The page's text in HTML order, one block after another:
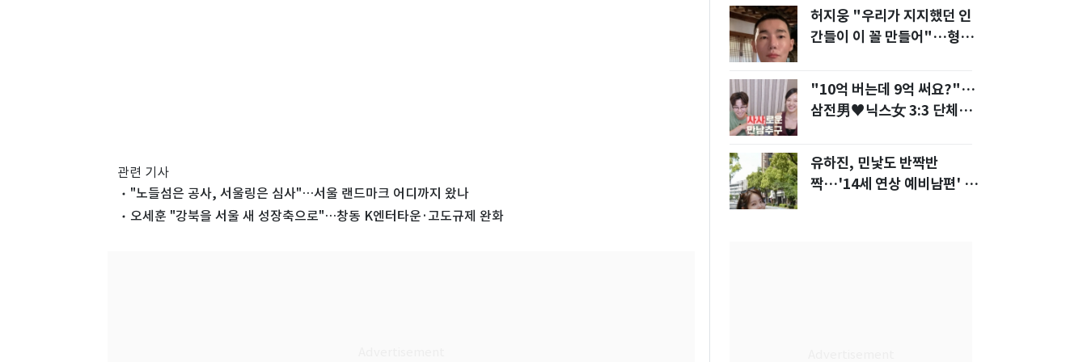
관련 기사
"노들섬은 공사, 서울링은 심사"…서울 랜드마크 어디까지 왔나
오세훈 "강북을 서울 새 성장축으로"…창동 K엔터타운·고도규제 완화
허지웅 "우리가 지지했던 인
간들이 이 꼴 만들어"…형소
"10억 버는데 9억 써요?"…
삼전男♥닉스女 3:3 단체소
유하진, 민낯도 반짝반
짝…'14세 연상 예비남편' 강